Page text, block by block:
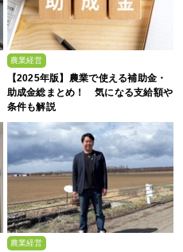
農業経営
【2025年版】農業で使える補助金・
助成金総まとめ！ 気になる支給額や
条件も解説
農業経営